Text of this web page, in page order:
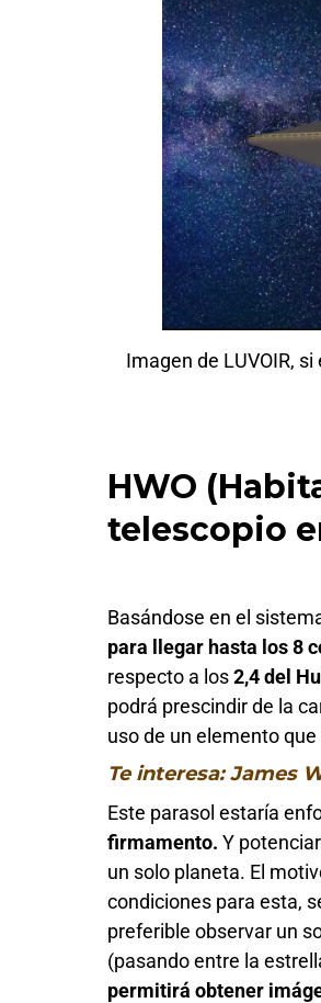
Imagen de LUVOIR,
HWO
telescopio
Basándose en el
para llegar hasta los 8
respecto a los2,4 del
podrá prescindir de la
uso de un elemento
Te interesa: James
Este parasol estaría
firmamento. Y
un solo planeta. El
condiciones para esta,
preferible observar un
(pasando entre la
permitirá obtener